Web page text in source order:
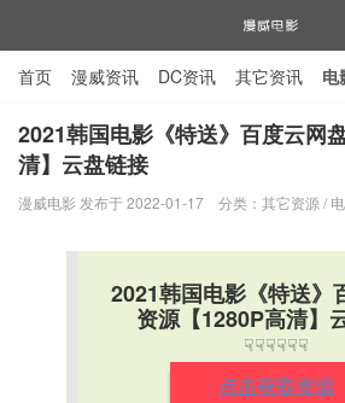
漫威电影
首页 漫威资讯 DC资讯 其它资讯 电
电视剧资源 漫威图片
2021韩国电影《特送》百度云网
清】云盘链接
漫威电影 发布于 2022-01-17 分类： 其它资源 /
2021韩国电影《特送》
资源【1280P高清】
☟☟☟☟☟☟
点击获取资源